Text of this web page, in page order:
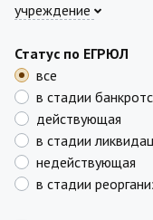
учреждение
Статус по ЕГРЮЛ
все
в стадии
действующая
в стадии
недействующая
в стадии